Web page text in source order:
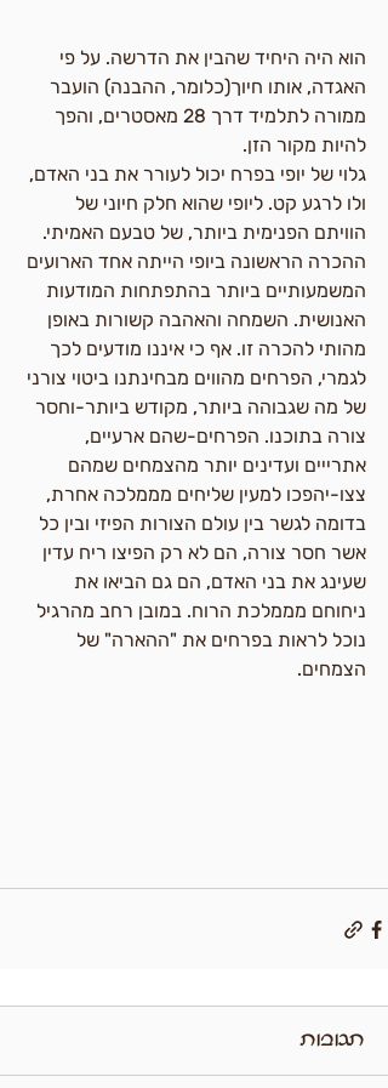
הוא היה היחיד שהבין את הדרשה. על פי
האגדה, אותו חיוך(כלומר, ההבנה) הועבר
ממורה לתלמיד דרך 28 מאסטרים, והפך
להיות מקור הזן.
גלוי של יופי בפרח יכול לעורר את בני האדם,
ולו לרגע קט. ליופי שהוא חלק חיוני של
הוויתם הפנימית ביותר, של טבעם האמיתי.
ההכרה הראשונה ביופי הייתה אחד הארועים
המשמעותיים ביותר בהתפתחות המודעות
האנושית. השמחה והאהבה קשורות באופן
מהותי להכרה זו. אף כי איננו מודעים לכך
לגמרי, הפרחים מהווים מבחינתנו ביטוי צורני
של מה שגבוהה ביותר, מקודש ביותר-וחסר
צורה בתוכנו. הפרחים-שהם ארעיים,
אתרייים ועדינים יותר מהצמחים שמהם
צצו-יהפכו למעין שליחים מממלכה אחרת,
בדומה לגשר בין עולם הצורות הפיזי ובין כל
אשר חסר צורה, הם לא רק הפיצו ריח עדין
שעינג את בני האדם, הם גם הביאו את
ניחוחם מממלכת הרוח. במובן רחב מהרגיל
נוכל לראות בפרחים את "ההארה" של
הצמחים.
תגובות